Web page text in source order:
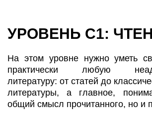
УРОВЕНЬ С1:
На этом уровне нужно уметь
практически любую
литературу: от статей до
литературы, а главное,
общий смысл прочитанного, но и